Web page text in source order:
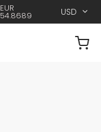
EUR
54.8689 USD